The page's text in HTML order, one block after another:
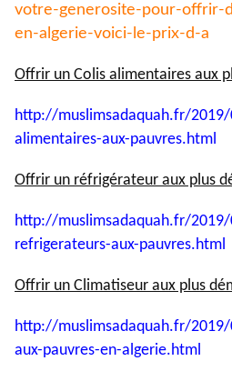
votre-generosite-pour-offrir-
en-algerie-voici-le-prix-d-a
Offrir un Colis alimentaires aux
http://muslimsadaquah.fr/2019/
alimentaires-aux-pauvres.html
Offrir un réfrigérateur aux plus
http://muslimsadaquah.fr/2019/
refrigerateurs-aux-pauvres.html
Offrir un Climatiseur aux plus
http://muslimsadaquah.fr/2019/
aux-pauvres-en-algerie.html